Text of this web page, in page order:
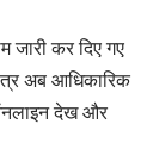
जारी कर दिए गए
अब आधिकारिक
देख और